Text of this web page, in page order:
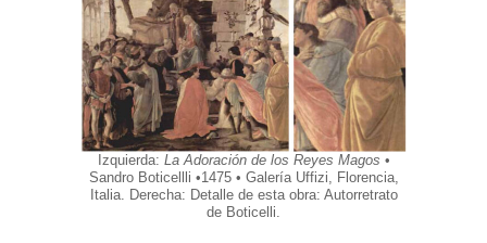
Izquierda: La Adoración de los Reyes Magos •
Sandro Boticellli •1475 • Galería Uffizi, Florencia,
Italia. Derecha: Detalle de esta obra: Autorretrato
de Boticelli.